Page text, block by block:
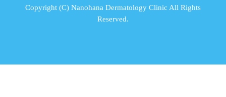
Copyright (C) Nanohana Dermatology Clinic All Rights
Reserved.